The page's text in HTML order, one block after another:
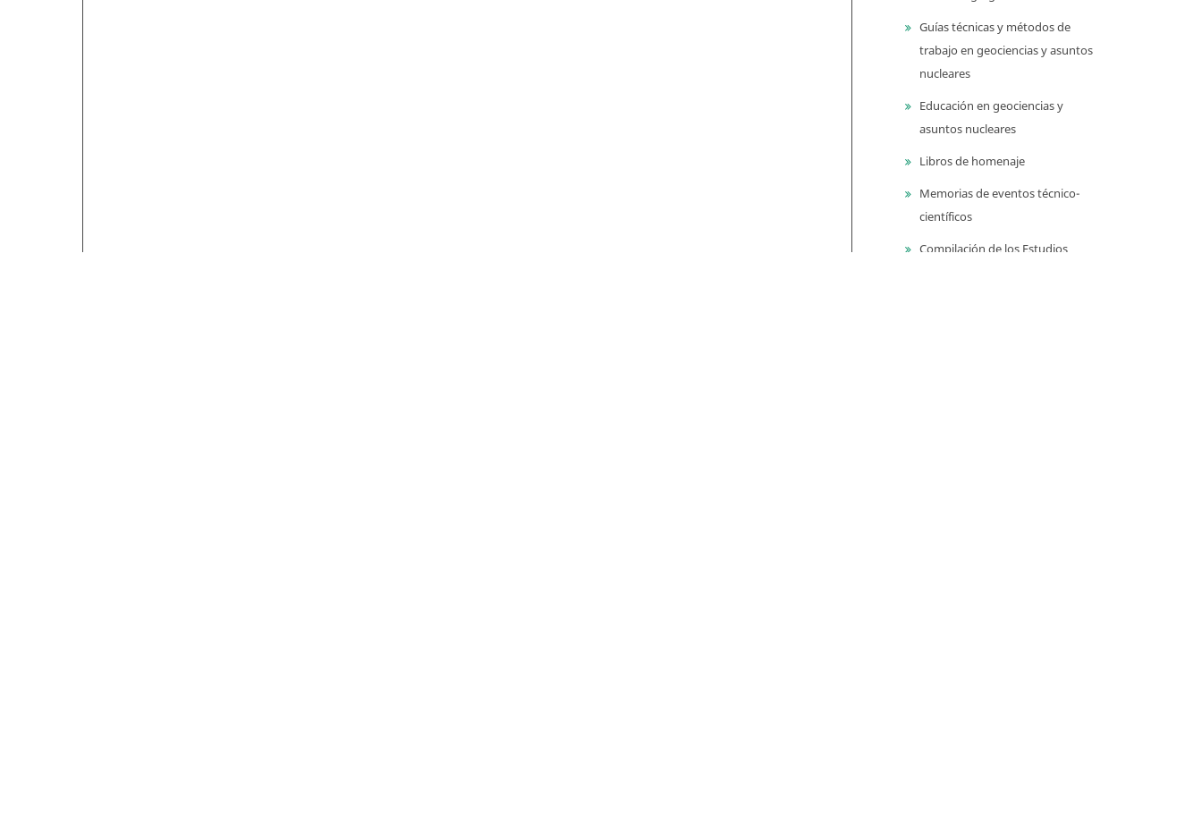
Guías técnicas y métodos de
trabajo en geociencias y asuntos
nucleares
Educación en geociencias y
asuntos nucleares
Libros de homenaje
Memorias de eventos técnico-
científicos
Compilación de los Estudios